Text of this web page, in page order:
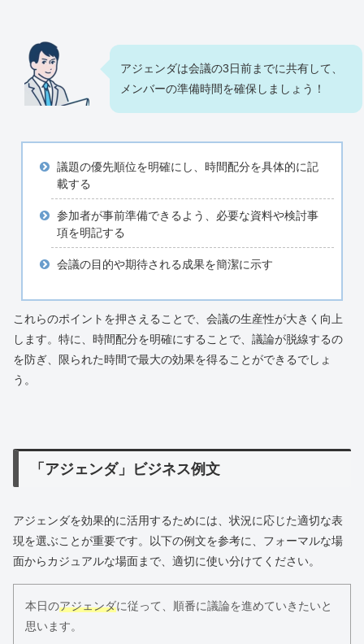
アジェンダは会議の3日前までに共有して、
メンバーの準備時間を確保しましょう！
議題の優先順位を明確にし、時間配分を具体的に記
載する
参加者が事前準備できるよう、必要な資料や検討事
項を明記する
会議の目的や期待される成果を簡潔に示す
これらのポイントを押さえることで、会議の生産性が大きく向上
します。特に、時間配分を明確にすることで、議論が脱線するの
を防ぎ、限られた時間で最大の効果を得ることができるでしょ
う。
「アジェンダ」ビジネス例文
アジェンダを効果的に活用するためには、状況に応じた適切な表
現を選ぶことが重要です。以下の例文を参考に、フォーマルな場
面からカジュアルな場面まで、適切に使い分けてください。
本日のアジェンダに従って、順番に議論を進めていきたいと
思います。